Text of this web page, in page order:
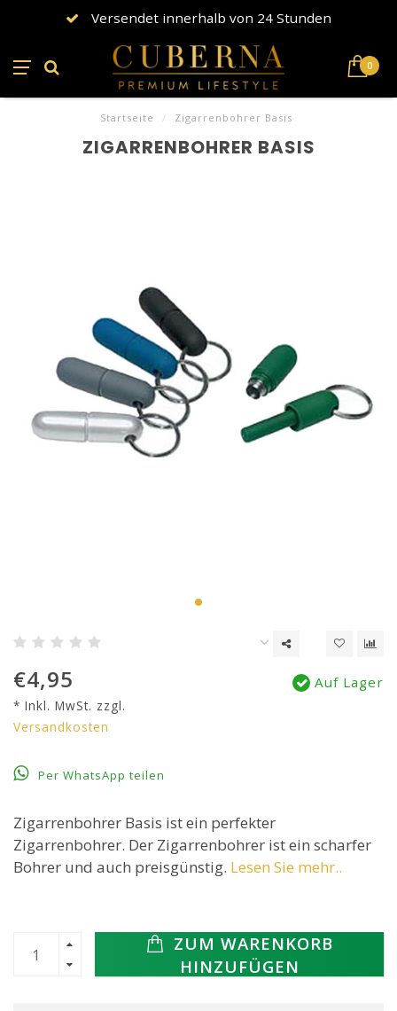
Versendet innerhalb von 24 Stunden
0
Startseite / Zigarrenbohrer Basis
ZIGARRENBOHRER BASIS
€4,95
* Inkl. MwSt. zzgl.
Versandkosten
Auf Lager
Per WhatsApp teilen
Zigarrenbohrer Basis ist ein perfekter
Zigarrenbohrer. Der Zigarrenbohrer ist ein scharfer
Bohrer und auch preisgünstig. Lesen Sie mehr..
ZUM WARENKORB
HINZUFÜGEN